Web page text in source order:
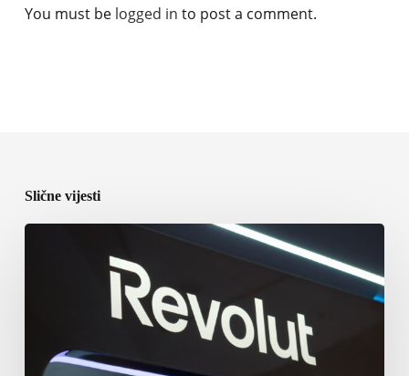
You must be logged in to post a comment.
Slične vijesti
Osnivač
zbog